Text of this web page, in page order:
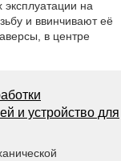
на
и ввинчивают её
в центре
и устройство для